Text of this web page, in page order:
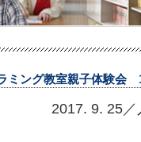
ミング教室親子体験会
2017. 9. 25